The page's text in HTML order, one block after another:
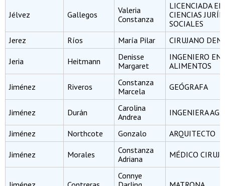
Jélvez Gallegos
Valeria
Constanza
LICENCIADA EN
CIENCIAS
SOCIALES
Jerez
Ríos María Pilar CIRUJANO
Jeria Heitmann
Denisse
Margaret
INGENIERO EN
ALIMENTOS
Jiménez Riveros
Constanza
Marcela
GEÓGRAFA
Jiménez Durán
Carolina
Andrea
INGENIERA
Jiménez Northcote Gonzalo ARQUITECTO
Jiménez Morales
Constanza
Adriana
MÉDICO
Connye